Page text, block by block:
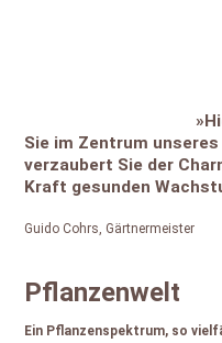
Sie im Zentrum
verzaubert Sie der
Kraft gesunden
Guido Cohrs, Gärtnermeister
Pflanzenwelt
Ein Pflanzenspektrum, so